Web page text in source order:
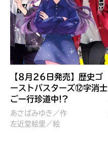
ぼくたちのマインクラフト
冒険記 エンチャント剣
VS暴走モブ
【8月26日発売】歴史ゴ
ーストバスターズ⑫字消士
ご一行珍道中!?
あさばみゆき／作
左近堂絵里／絵